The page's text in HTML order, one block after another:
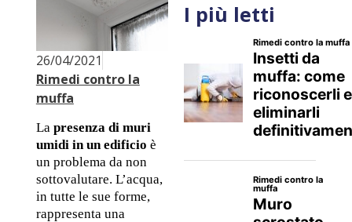
26/04/2021
Rimedi contro la
muffa
La presenza di muri
umidi in un edificio è
un problema da non
sottovalutare. L’acqua,
in tutte le sue forme,
rappresenta una
I più letti